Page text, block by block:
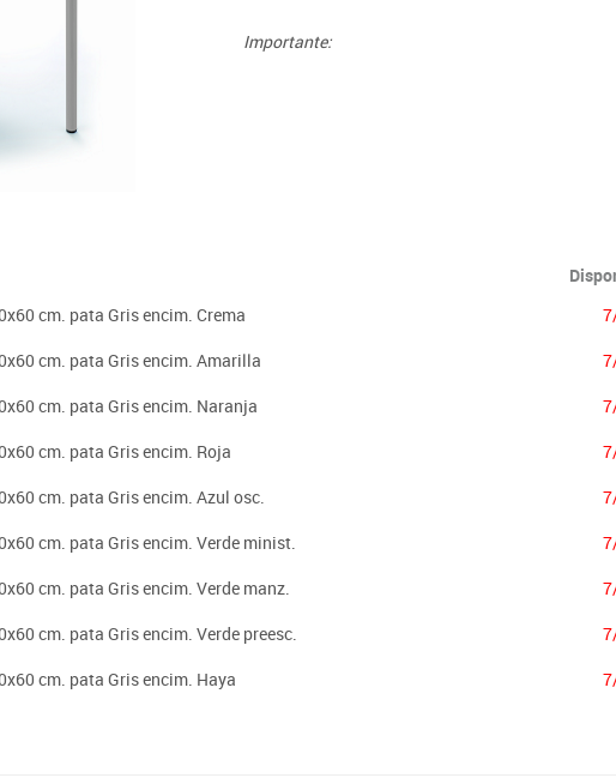
Importante:
cm. pata Gris encim. Crema
cm. pata Gris encim. Amarilla
cm. pata Gris encim. Naranja
cm. pata Gris encim. Roja
cm. pata Gris encim. Azul osc.
cm. pata Gris encim. Verde minist.
cm. pata Gris encim. Verde manz.
cm. pata Gris encim. Verde preesc.
cm. pata Gris encim. Haya